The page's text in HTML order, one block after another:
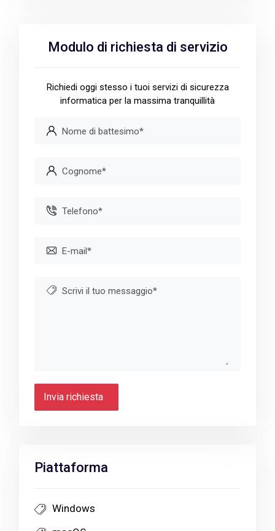
Modulo di richiesta di servizio
Richiedi oggi stesso i tuoi servizi di sicurezza
informatica per la massima tranquillità
Invia richiesta
Piattaforma
Windows